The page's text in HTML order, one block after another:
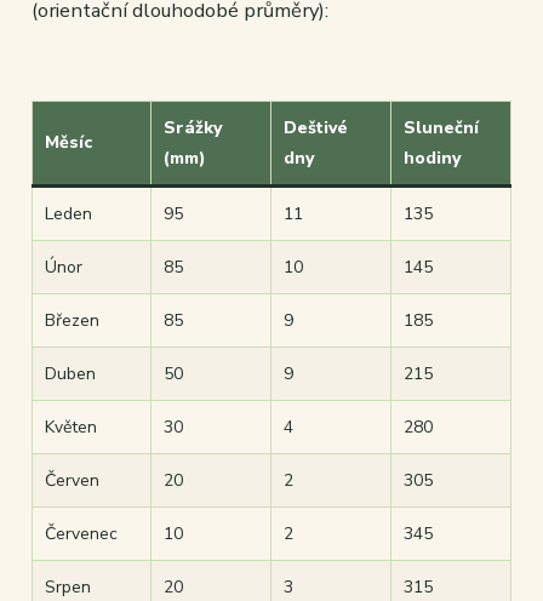
(orientační dlouhodobé průměry):
Měsíc
Srážky
(mm)
Deštivé
dny
Sluneční
hodiny
Leden 95 11 135
Únor 85 10 145
Březen 85 9 185
Duben 50 9 215
Květen 30 4 280
Červen 20 2 305
Červenec 10 2 345
Srpen 20 3 315